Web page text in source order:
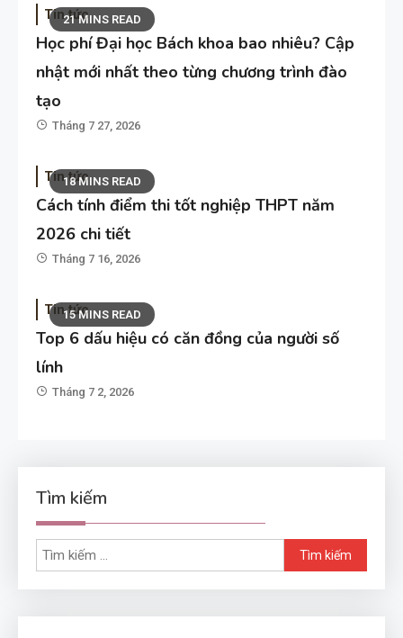
21 MINS READ
Tin tức
Học phí Đại học Bách khoa bao nhiêu? Cập
nhật mới nhất theo từng chương trình đào
tạo
Tháng 7 27, 2026
18 MINS READ
Tin tức
Cách tính điểm thi tốt nghiệp THPT năm
2026 chi tiết
Tháng 7 16, 2026
15 MINS READ
Tin tức
Top 6 dấu hiệu có căn đồng của người số
lính
Tháng 7 2, 2026
Tìm kiếm
Tìm
kiếm